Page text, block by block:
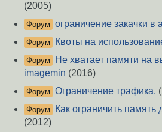
(2005)
Форум ограничение закачки в
Форум Квоты на
Форум
Не хватает памяти на
imagemin (2016)
Форум Ограничение трафика.
Форум
Как ограничить
(2012)